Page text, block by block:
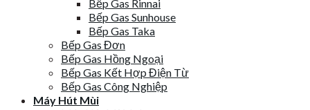
Bếp Gas Rinnai
Bếp Gas Sunhouse
Bếp Gas Taka
Bếp Gas Đơn
Bếp Gas Hồng Ngoại
Bếp Gas Kết Hợp Điện Từ
Bếp Gas Công Nghiệp
Máy Hút Mùi